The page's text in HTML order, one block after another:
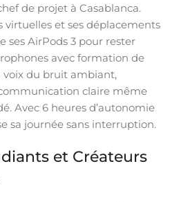
de projet à Casablanca.
virtuelles et ses déplacements
ses AirPods 3 pour rester
avec formation de
voix du bruit ambiant,
claire même
Avec 6 heures d’autonomie
sa journée sans interruption.
et Créateurs